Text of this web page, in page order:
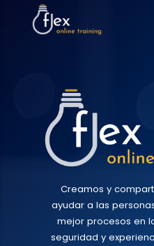
Creamos y
ayudar a las
mejor procesos en
seguridad y